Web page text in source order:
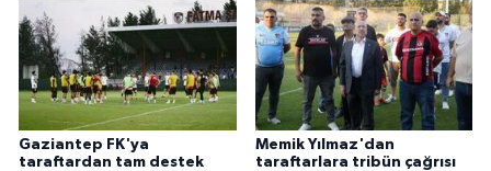
Gaziantep FK'ya
taraftardan tam destek
Memik Yılmaz'dan
taraftarlara tribün çağrısı